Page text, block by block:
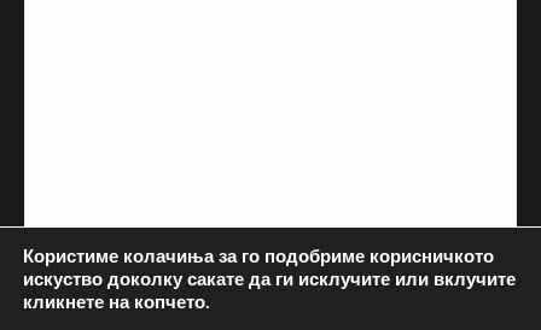
Користиме колачиња за го подобриме корисничкото
искуство доколку сакате да ги исклучите или вклучите
кликнете на копчето.